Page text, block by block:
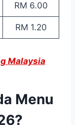
RM 6.00
RM 1.20
Malaysia
Menu